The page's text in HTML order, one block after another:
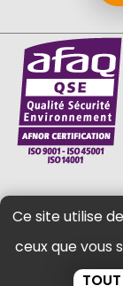
Ce site utilise
ceux que vous
TOUT